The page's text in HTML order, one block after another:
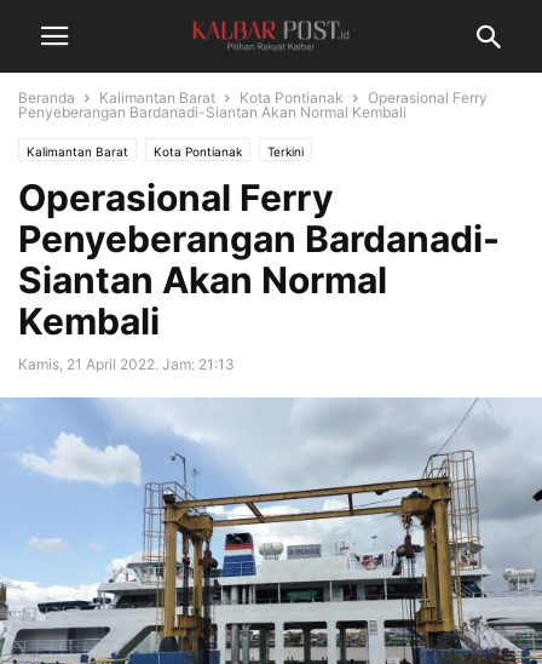
Beranda Kalimantan Barat Kota Pontianak
Operasional Ferry
Penyeberangan Bardanadi-Siantan Akan Normal Kembali
Kalimantan Barat Kota Pontianak Terkini
Operasional Ferry
Penyeberangan Bardanadi-
Siantan Akan Normal
Kembali
Kamis, 21 April 2022. Jam: 21:13